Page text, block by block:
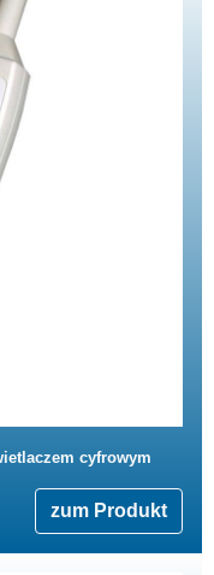
cyfrowym
zum Produkt